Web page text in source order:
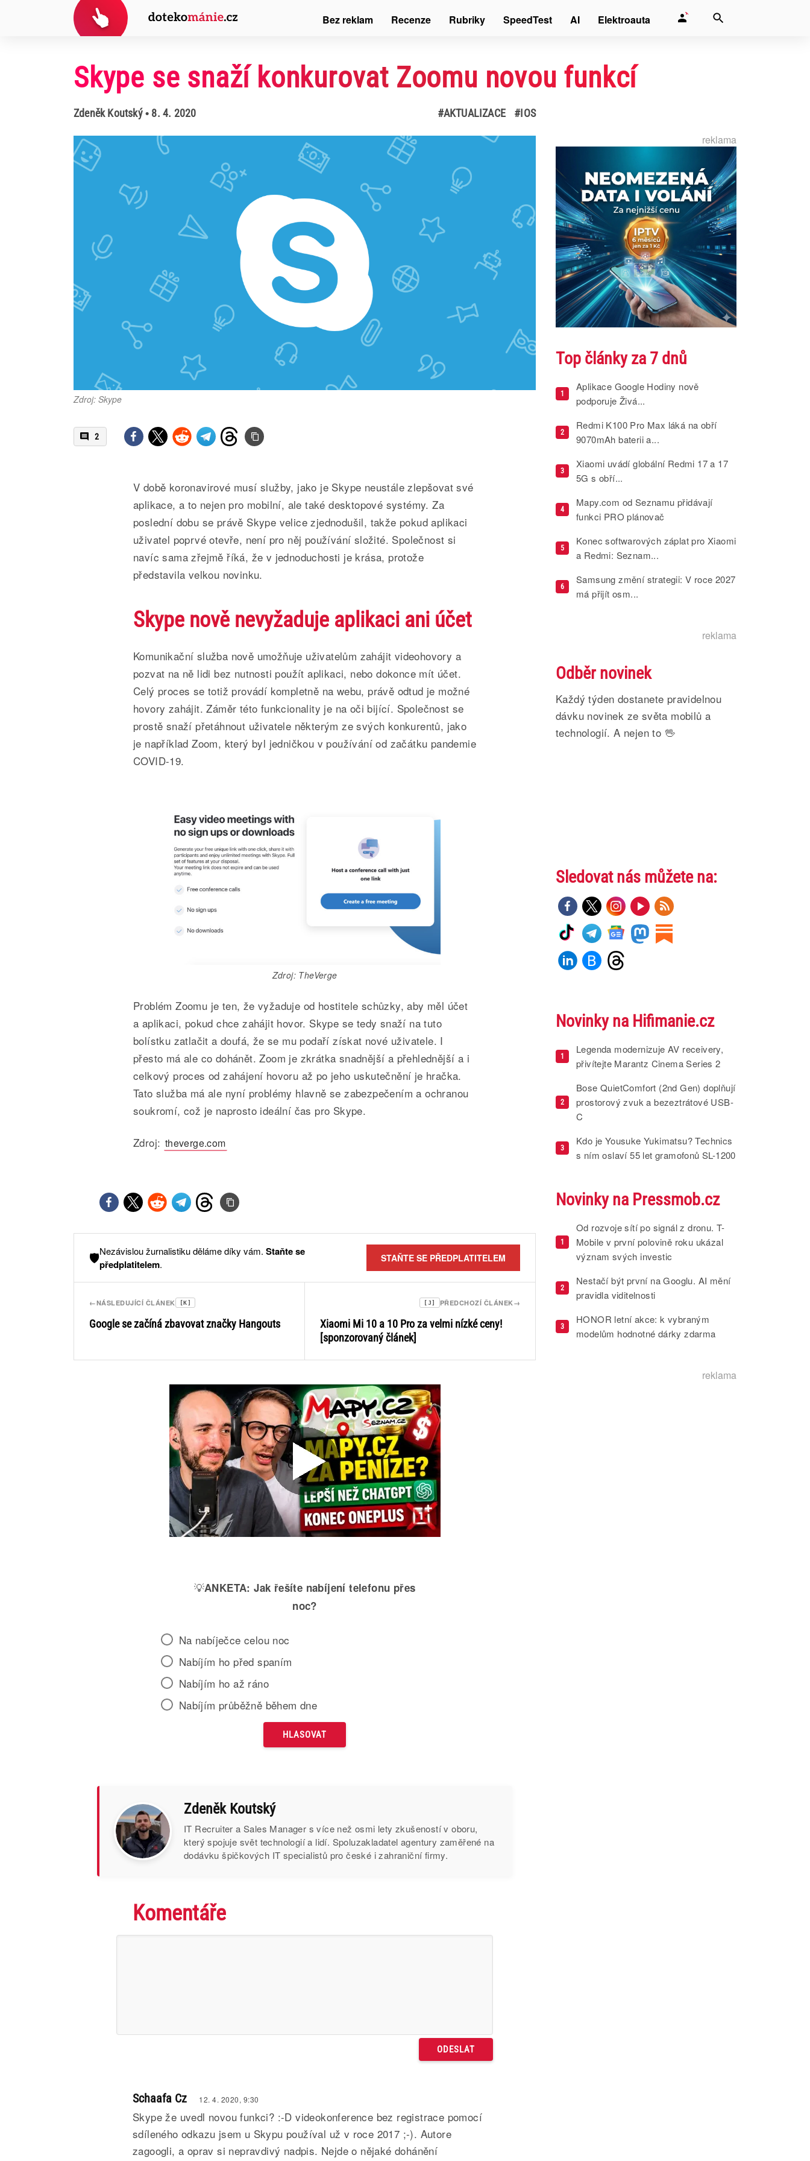
Skype se snaží konkurovat Zoomu novou funkcí
Zdeněk Koutský• 8. 4. 2020 #AKTUALIZACE #IOS
Zdroj: Skype
2
V době koronavirové musí služby, jako je Skype neustále zlepšovat své
aplikace, a to nejen pro mobilní, ale také desktopové systémy. Za
poslední dobu se právě Skype velice zjednodušil, takže pokud aplikaci
uživatel poprvé otevře, není pro něj používání složité. Společnost si
navíc sama zřejmě říká, že v jednoduchosti je krása, protože
představila velkou novinku.
Skype nově nevyžaduje aplikaci ani účet
Komunikační služba nově umožňuje uživatelům zahájit videohovory a
pozvat na ně lidi bez nutnosti použít aplikaci, nebo dokonce mít účet.
Celý proces se totiž provádí kompletně na webu, právě odtud je možné
hovory zahájit. Záměr této funkcionality je na oči bijící. Společnost se
prostě snaží přetáhnout uživatele některým ze svých konkurentů, jako
je například Zoom, který byl jedničkou v používání od začátku pandemie
COVID-19.
Zdroj: TheVerge
Problém Zoomu je ten, že vyžaduje od hostitele schůzky, aby měl účet
a aplikaci, pokud chce zahájit hovor. Skype se tedy snaží na tuto
bolístku zatlačit a doufá, že se mu podaří získat nové uživatele. I
přesto má ale co dohánět. Zoom je zkrátka snadnější a přehlednější a i
celkový proces od zahájení hovoru až po jeho uskutečnění je hračka.
Tato služba má ale nyní problémy hlavně se zabezpečením a ochranou
soukromí, což je naprosto ideální čas pro Skype.
Zdroj: theverge.com
🛡️Nezávislou žurnalistiku děláme díky vám. Staňte se
předplatitelem. STAŇTE SE PŘEDPLATITELEM
←NÁSLEDUJÍCÍ ČLÁNEK [K]
Google se začíná zbavovat značky Hangouts
→
PŘEDCHOZÍ ČLÁNEK
[J]
Xiaomi Mi 10 a 10 Pro za velmi nízké ceny!
[sponzorovaný článek]
💡ANKETA: Jak řešíte nabíjení telefonu přes
noc?
Na nabíječce celou noc
Nabíjím ho před spaním
Nabíjím ho až ráno
Nabíjím průběžně během dne
Zdeněk Koutský
IT Recruiter a Sales Manager s více než osmi lety zkušeností v oboru,
který spojuje svět technologií a lidí. Spoluzakladatel agentury zaměřené na
dodávku špičkových IT specialistů pro české i zahraniční firmy.
Komentáře
Schaafa Cz 12. 4. 2020, 9:30
Skype že uvedl novou funkci? :-D videokonference bez registrace pomocí
sdíleného odkazu jsem u Skypu používal už v roce 2017 ;-). Autore
zagoogli, a oprav si nepravdivý nadpis. Nejde o nějaké dohánění
reklama
Top články za 7 dnů
1
Aplikace Google Hodiny nově
podporuje Živá...
2
Redmi K100 Pro Max láká na obří
9070mAh baterii a...
3
Xiaomi uvádí globální Redmi 17 a 17
5G s obří...
4
Mapy.com od Seznamu přidávají
funkci PRO plánovač
5
Konec softwarových záplat pro Xiaomi
a Redmi: Seznam...
6
Samsung změní strategii: V roce 2027
má přijít osm...
reklama
Odběr novinek
Každý týden dostanete pravidelnou
dávku novinek ze světa mobilů a
technologií. A nejen to 🖖
Sledovat nás můžete na:
Novinky na Hifimanie.cz
1
Legenda modernizuje AV receivery,
přivítejte Marantz Cinema Series 2
2
Bose QuietComfort (2nd Gen) doplňují
prostorový zvuk a bezeztrátové USB-
C
3
Kdo je Yousuke Yukimatsu? Technics
s ním oslaví 55 let gramofonů SL-1200
Novinky na Pressmob.cz
1
Od rozvoje sítí po signál z dronu. T-
Mobile v první polovině roku ukázal
význam svých investic
2
Nestačí být první na Googlu. AI mění
pravidla viditelnosti
3
HONOR letní akce: k vybraným
modelům hodnotné dárky zdarma
reklama
Bez reklam Recenze Rubriky SpeedTest AI Elektroauta